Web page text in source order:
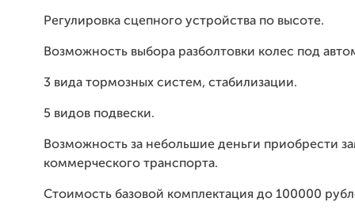
Регулировка сцепного устройства по высоте.
Возможность выбора разболтовки колес под
3 вида тормозных систем, стабилизации.
5 видов подвески.
Возможность за небольшие деньги приобрести
коммерческого транспорта.
Стоимость базовой комплектация до 100000